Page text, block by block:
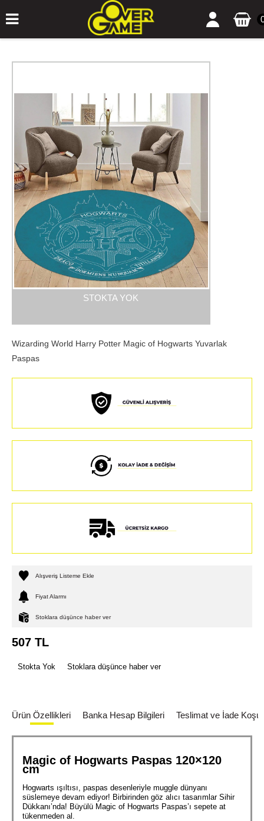
STOKTA YOK
Wizarding World Harry Potter Magic of Hogwarts Yuvarlak
Paspas
Alışveriş Listeme Ekle
Fiyat Alarmı
Stoklara düşünce haber ver
507 TL
Stokta Yok Stoklara düşünce haber ver
Ürün Özellikleri Banka Hesap Bilgileri Teslimat ve İade
Magic of Hogwarts Paspas 120×120
cm
Hogwarts ışıltısı, paspas desenleriyle muggle dünyanı
süslemeye devam ediyor! Birbirinden göz alıcı tasarımlar Sihir
Dükkanı’nda! Büyülü Magic of Hogwarts Paspas’ı sepete at
tükenmeden al.